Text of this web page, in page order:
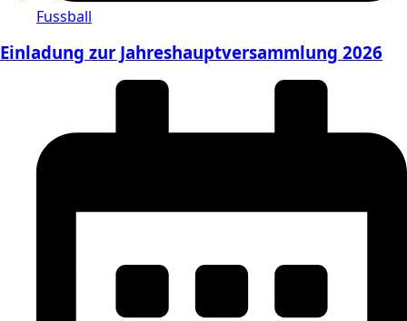
Fussball
Einladung zur Jahreshauptversammlung 2026